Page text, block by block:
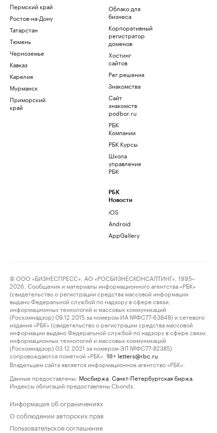
Пермский край
Ростов-на-Дону
Татарстан
Тюмень
Черноземье
Кавказ
Карелия
Мурманск
Приморский
край
Облако для
бизнеса
Корпоративный
регистратор
доменов
Хостинг
сайтов
Рег.решения
Знакомства
Сайт
знакомств
podbor.ru
РБК
Компании
РБК Курсы
Школа
управления
РБК
РБК
Новости
iOS
Android
AppGallery
© ООО «БИЗНЕСПРЕСС», АО «РОСБИЗНЕСКОНСАЛТИНГ», 1995–
2026. Сообщения и материалы информационного агентства «РБК»
(свидетельство о регистрации средства массовой информации
выдано Федеральной службой по надзору в сфере связи,
информационных технологий и массовых коммуникаций
(Роскомнадзор) 09.12.2015 за номером ИА №ФС77-63848) и сетевого
издания «РБК» (свидетельство о регистрации средства массовой
информации выдано Федеральной службой по надзору в сфере связи,
информационных технологий и массовых коммуникаций
(Роскомнадзор) 03.12.2021 за номером ЭЛ №ФС77-82385)
сопровождаются пометкой «РБК».
18+ letters@rbc.ru
Владельцем сайта является информационное агентство «РБК».
Данные предоставлены: Мосбиржа Санкт-Петербургская биржа
Индексы облигаций предоставлены Cbonds.
Информация об ограничениях
О соблюдении авторских прав
Пользовательское соглашение